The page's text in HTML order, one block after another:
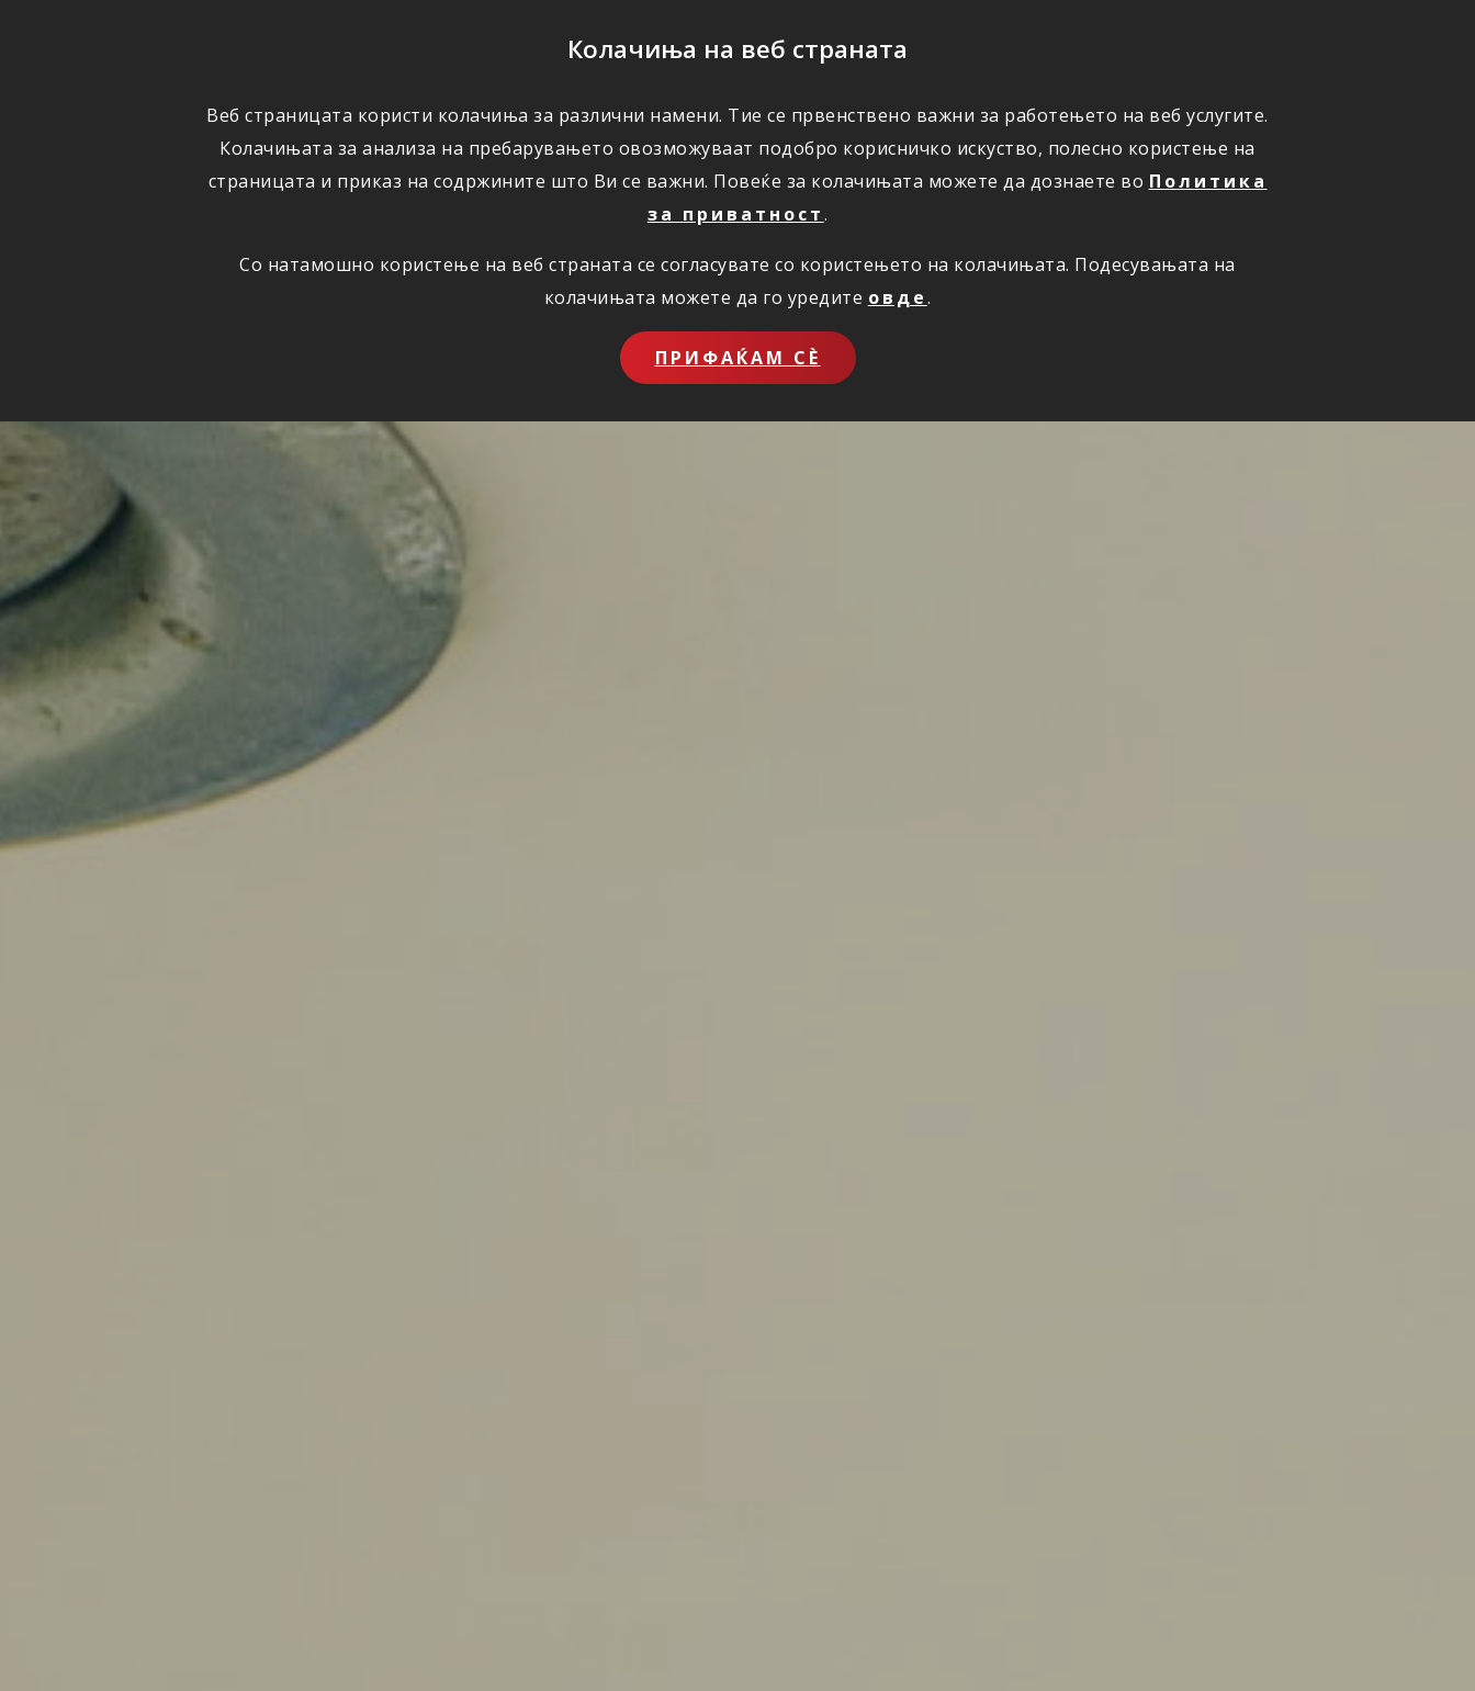
Колачиња на веб страната
Веб страницата користи колачиња за различни намени. Тие се првенствено важни за работењето на веб услугите.
Колачињата за анализа на пребарувањето овозможуваат подобро корисничко искуство, полесно користење на
страницата и приказ на содржините што Ви се важни. Повеќе за колачињата можете да дознаете во Политика
за приватност.
Со натамошно користење на веб страната се согласувате со користењето на колачињата. Подесувањата на
колачињата можете да го уредите овде.
ПРИФАЌАМ СЀ
ОСИГУРУВАЊЕ ШТЕТИ ПОВОЛНОСТИ КОРИСНО ЗА НАС ПРИЈАВИ ШТЕТА